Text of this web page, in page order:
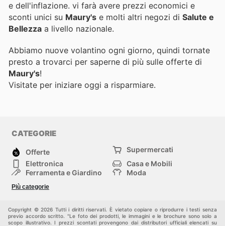
e dell'inflazione. vi farà avere prezzi economici e
sconti unici su Maury's e molti altri negozi di Salute e
Bellezza a livello nazionale.
Abbiamo nuove volantino ogni giorno, quindi tornate
presto a trovarci per saperne di più sulle offerte di
Maury's!
Visitate per iniziare oggi a risparmiare.
CATEGORIE
Offerte
Supermercati
Elettronica
Casa e Mobili
Ferramenta e Giardino
Moda
Bambini e Neonati
Più categorie
Copyright © 2026 Tutti i diritti riservati. È vietato copiare o riprodurre i testi senza
previo accordo scritto. "Le foto dei prodotti, le immagini e le brochure sono solo a
scopo illustrativo. I prezzi scontati provengono dai distributori ufficiali elencati su